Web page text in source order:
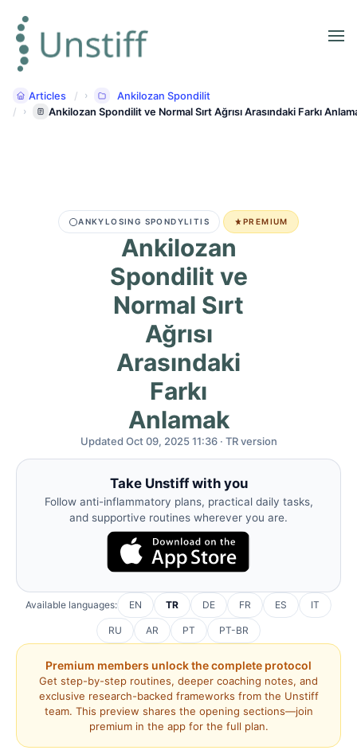
Articles
Ankilozan Spondilit
Ankilozan Spondilit ve Normal Sırt Ağrısı Arasındaki Farkı
ANKYLOSING SPONDYLITIS PREMIUM
Ankilozan
Spondilit ve
Normal Sırt
Ağrısı
Arasındaki
Farkı
Anlamak
Updated Oct 09, 2025 11:36 · TR version
Take Unstiff with you
Follow anti-inflammatory plans, practical daily tasks,
and supportive routines wherever you are.
Available languages: EN TR DE FR ES IT
RU AR PT PT-BR
Premium members unlock the complete protocol
Get step-by-step routines, deeper coaching notes, and
exclusive research-backed frameworks from the Unstiff
team. This preview shares the opening sections—join
premium in the app for the full plan.